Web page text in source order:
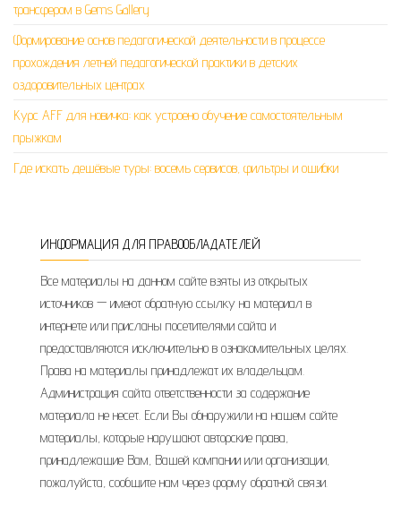
трансфером в Gems Gallery
Формирование основ педагогической деятельности в процессе
прохождения летней педагогической практики в детских
оздоровительных центрах
Курс AFF для новичка: как устроено обучение самостоятельным
прыжкам
Где искать дешёвые туры: восемь сервисов, фильтры и ошибки
ИНФОРМАЦИЯ ДЛЯ ПРАВООБЛАДАТЕЛЕЙ
Все материалы на данном сайте взяты из открытых
источников — имеют обратную ссылку на материал в
интернете или присланы посетителями сайта и
предоставляются исключительно в ознакомительных целях.
Права на материалы принадлежат их владельцам.
Администрация сайта ответственности за содержание
материала не несет. Если Вы обнаружили на нашем сайте
материалы, которые нарушают авторские права,
принадлежащие Вам, Вашей компании или организации,
пожалуйста, сообщите нам через форму обратной связи.